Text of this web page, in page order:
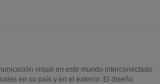
visual en este mundo interconectado.
en su país y en el exterior. El diseño